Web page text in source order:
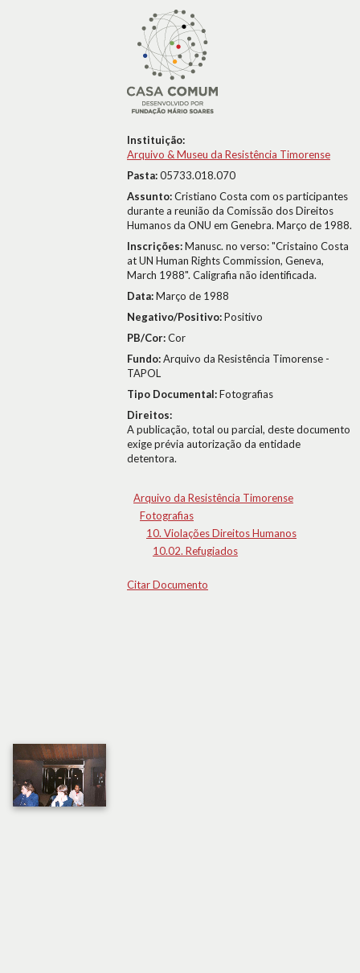
Instituição:
Arquivo & Museu da Resistência Timorense
Pasta:05733.018.070
Assunto:Cristiano Costa com os participantes
durante a reunião da Comissão dos Direitos
Humanos da ONU em Genebra. Março de 1988.
Inscrições:Manusc. no verso: "Cristaino Costa
at UN Human Rights Commission, Geneva,
March 1988". Caligrafia não identificada.
Data:Março de 1988
Negativo/Positivo:Positivo
PB/Cor:Cor
Fundo:Arquivo da Resistência Timorense -
TAPOL
Tipo Documental:Fotografias
Direitos:
A publicação, total ou parcial, deste documento
exige prévia autorização da entidade
detentora.
Arquivo da Resistência Timorense
Fotografias
10. Violações Direitos Humanos
10.02. Refugiados
Citar Documento